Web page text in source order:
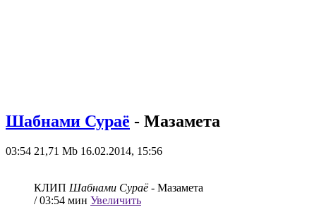
Шабнами Сураё - Мазамета
03:54 21,71 Mb 16.02.2014, 15:56
КЛИП Шабнами Сураё- Мазамета
/ 03:54 мин Увеличить